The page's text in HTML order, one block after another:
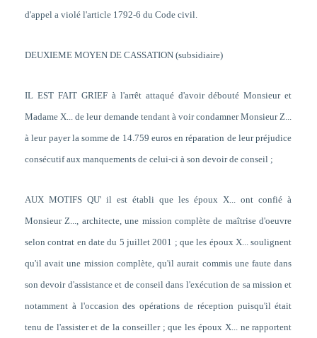
d'appel a violé l'article 1792-6 du Code civil.
DEUXIEME MOYEN DE CASSATION (subsidiaire)
IL EST FAIT GRIEF à l'arrêt attaqué d'avoir débouté Monsieur et
Madame X... de leur demande tendant à voir condamner Monsieur Z...
à leur payer la somme de 14.759 euros en réparation de leur préjudice
consécutif aux manquements de celui-ci à son devoir de conseil ;
AUX MOTIFS QU' il est établi que les époux X... ont confié à
Monsieur Z..., architecte, une mission complète de maîtrise d'oeuvre
selon contrat en date du 5 juillet 2001 ; que les époux X... soulignent
qu'il avait une mission complète, qu'il aurait commis une faute dans
son devoir d'assistance et de conseil dans l'exécution de sa mission et
notamment à l'occasion des opérations de réception puisqu'il était
tenu de l'assister et de la conseiller ; que les époux X... ne rapportent